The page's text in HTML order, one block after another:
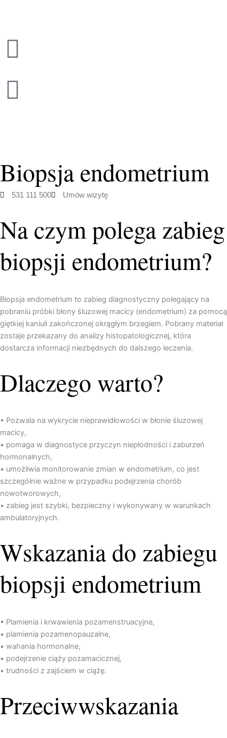
Biopsja endometrium
531 111 500 Umów wizytę
Na czym polega zabieg
biopsji endometrium?
Biopsja endometrium to zabieg diagnostyczny polegający na
pobraniu próbki błony śluzowej macicy (endometrium) za pomocą
giętkiej kaniuli zakończonej okrągłym brzegiem. Pobrany materiał
zostaje przekazany do analizy histopatologicznej, która
dostarcza informacji niezbędnych do dalszego leczenia.
Dlaczego warto?
• Pozwala na wykrycie nieprawidłowości w błonie śluzowej
macicy,
• pomaga w diagnostyce przyczyn niepłodności i zaburzeń
hormonalnych,
• umożliwia monitorowanie zmian w endometrium, co jest
szczególnie ważne w przypadku podejrzenia chorób
nowotworowych,
• zabieg jest szybki, bezpieczny i wykonywany w warunkach
ambulatoryjnych.
Wskazania do zabiegu
biopsji endometrium
• Plamienia i krwawienia pozamenstruacyjne,
• plamienia pozamenopauzalne,
• wahania hormonalne,
• podejrzenie ciąży pozamacicznej,
• trudności z zajściem w ciążę.
Przeciwwskazania